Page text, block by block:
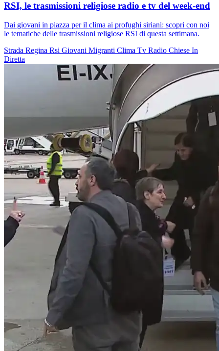
RSI, le trasmissioni religiose radio e tv del week-end
Dai giovani in piazza per il clima ai profughi siriani: scopri con noi
le tematiche delle trasmissioni religiose RSI di questa settimana.
Strada Regina Rsi Giovani Migranti Clima Tv Radio Chiese In
Diretta